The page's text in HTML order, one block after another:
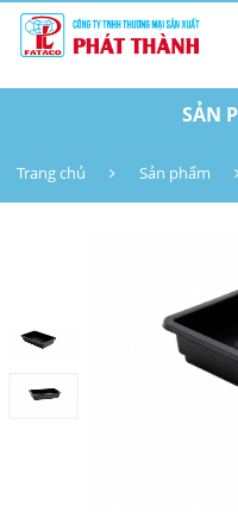
SẢN
Trang chủ Sản phẩm